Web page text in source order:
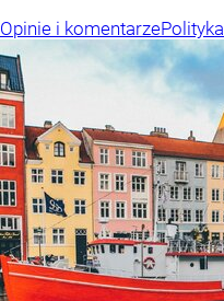
Opinie i komentarzePolityka